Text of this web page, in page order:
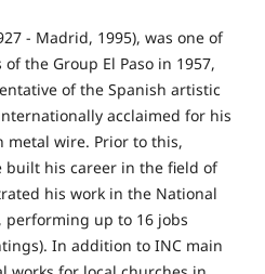
- Madrid, 1995), was one of
the Group El Paso in 1957,
of the Spanish artistic
acclaimed for his
wire. Prior to this,
built his career in the field of
his work in the National
performing up to 16 jobs
In addition to INC main